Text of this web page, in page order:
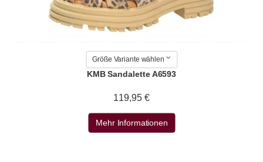
Größe Variante wählen
KMB Sandalette A6593
119,95 €
Mehr Informationen